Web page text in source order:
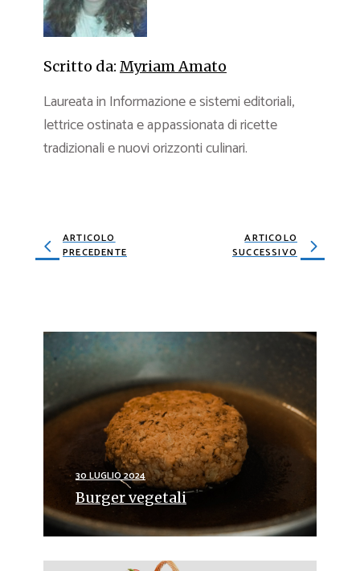
Scritto da: Myriam Amato
Laureata in Informazione e sistemi editoriali,
lettrice ostinata e appassionata di ricette
tradizionali e nuovi orizzonti culinari.
ARTICOLO
PRECEDENTE
ARTICOLO
SUCCESSIVO
30 LUGLIO 2024
Burger vegetali